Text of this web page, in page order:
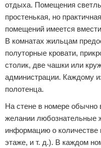
отдыха. Помещения
простенькая, но
помещений имеется
В комнатах жильцам
полуторные кровати,
столик, две чашки или
администрации. Каждому
полотенца.
На стене в номере обычно
желании любознательные
информацию о
этаже, и т. д.). В каждом